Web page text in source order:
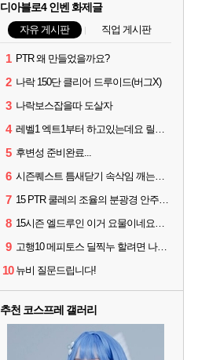
디아블로4 인벤 화제글
자유 게시판 직업 게시판
1 PTR 왜 만들었을까요?
2 나락 150단 클리어 드루이드(버그X)
3 나락보스잡을따 도살자
4 레벨1 엑트1부터 하고있는데요 릴머시기..
5 후변성 준비완료...
6 시즌퀘스트 틈새닫기 속삭임 깨는법이 뭐임? ㅡ.ㅡ
7 15 PTR 쿨레의 조율의 분광경 안주나요?
8 15시즌 엘드루인 이거 요물이네요ㅋㅋㅋㅋㅋㅋ
9 고행10 메피토스 딜찍누 할려면 나락 몇단계 까지 가야하나요?
10 뉴비 질문드립니다!
추천 코스프레 갤러리